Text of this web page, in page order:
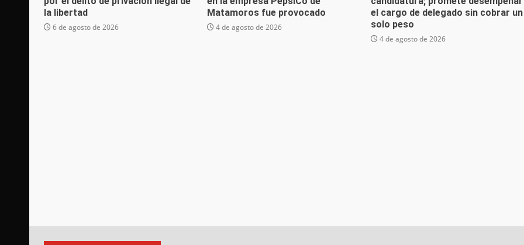
la libertad
6 de agosto de 2026
Matamoros fue provocado
4 de agosto de 2026
el cargo de delegado sin cobrar un
solo peso
4 de agosto de 2026